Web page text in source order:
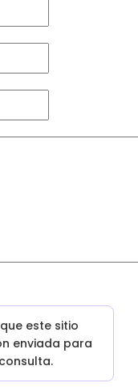
este sitio
enviada para